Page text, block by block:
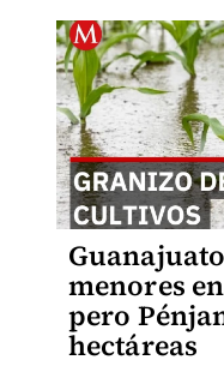
menores
pero
hectáreas